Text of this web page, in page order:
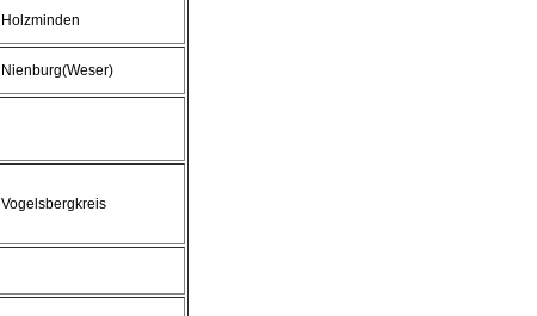
Holzminden
Nienburg(Weser)
Vogelsbergkreis